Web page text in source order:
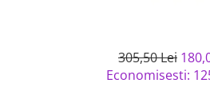
305,50 Lei
Economisesti: